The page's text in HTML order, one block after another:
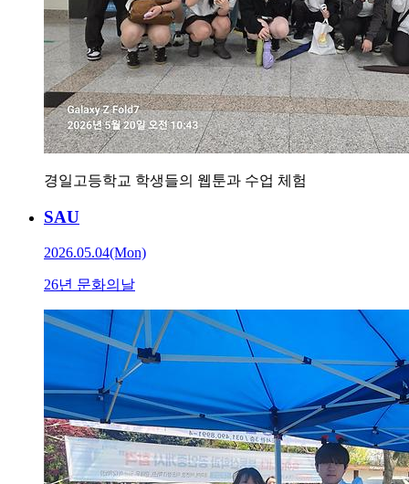
경일고등학교 학생들의 웹툰과 수업 체험
SAU
2026.05.04(Mon)
26년 문화의날